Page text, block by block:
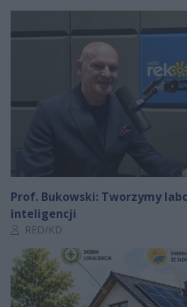
Prof. Bukowski: Tworzymy
inteligencji
Autor artykułu:
RED/KD